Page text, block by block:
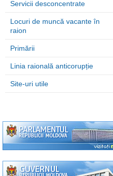
Servicii desconcentrate
Locuri de muncă vacante în
raion
Primării
Linia raională anticorupție
Site-uri utile